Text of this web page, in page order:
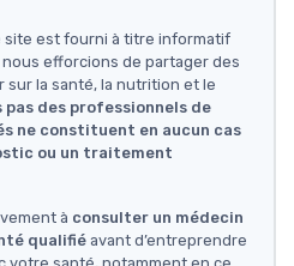
est fourni à titre informatif
efforcions de partager des
sur la santé, la nutrition et le
pas des professionnels de
ne constituent en aucun cas
ou un traitement
à consulter un médecin
qualifié avant d’entreprendre